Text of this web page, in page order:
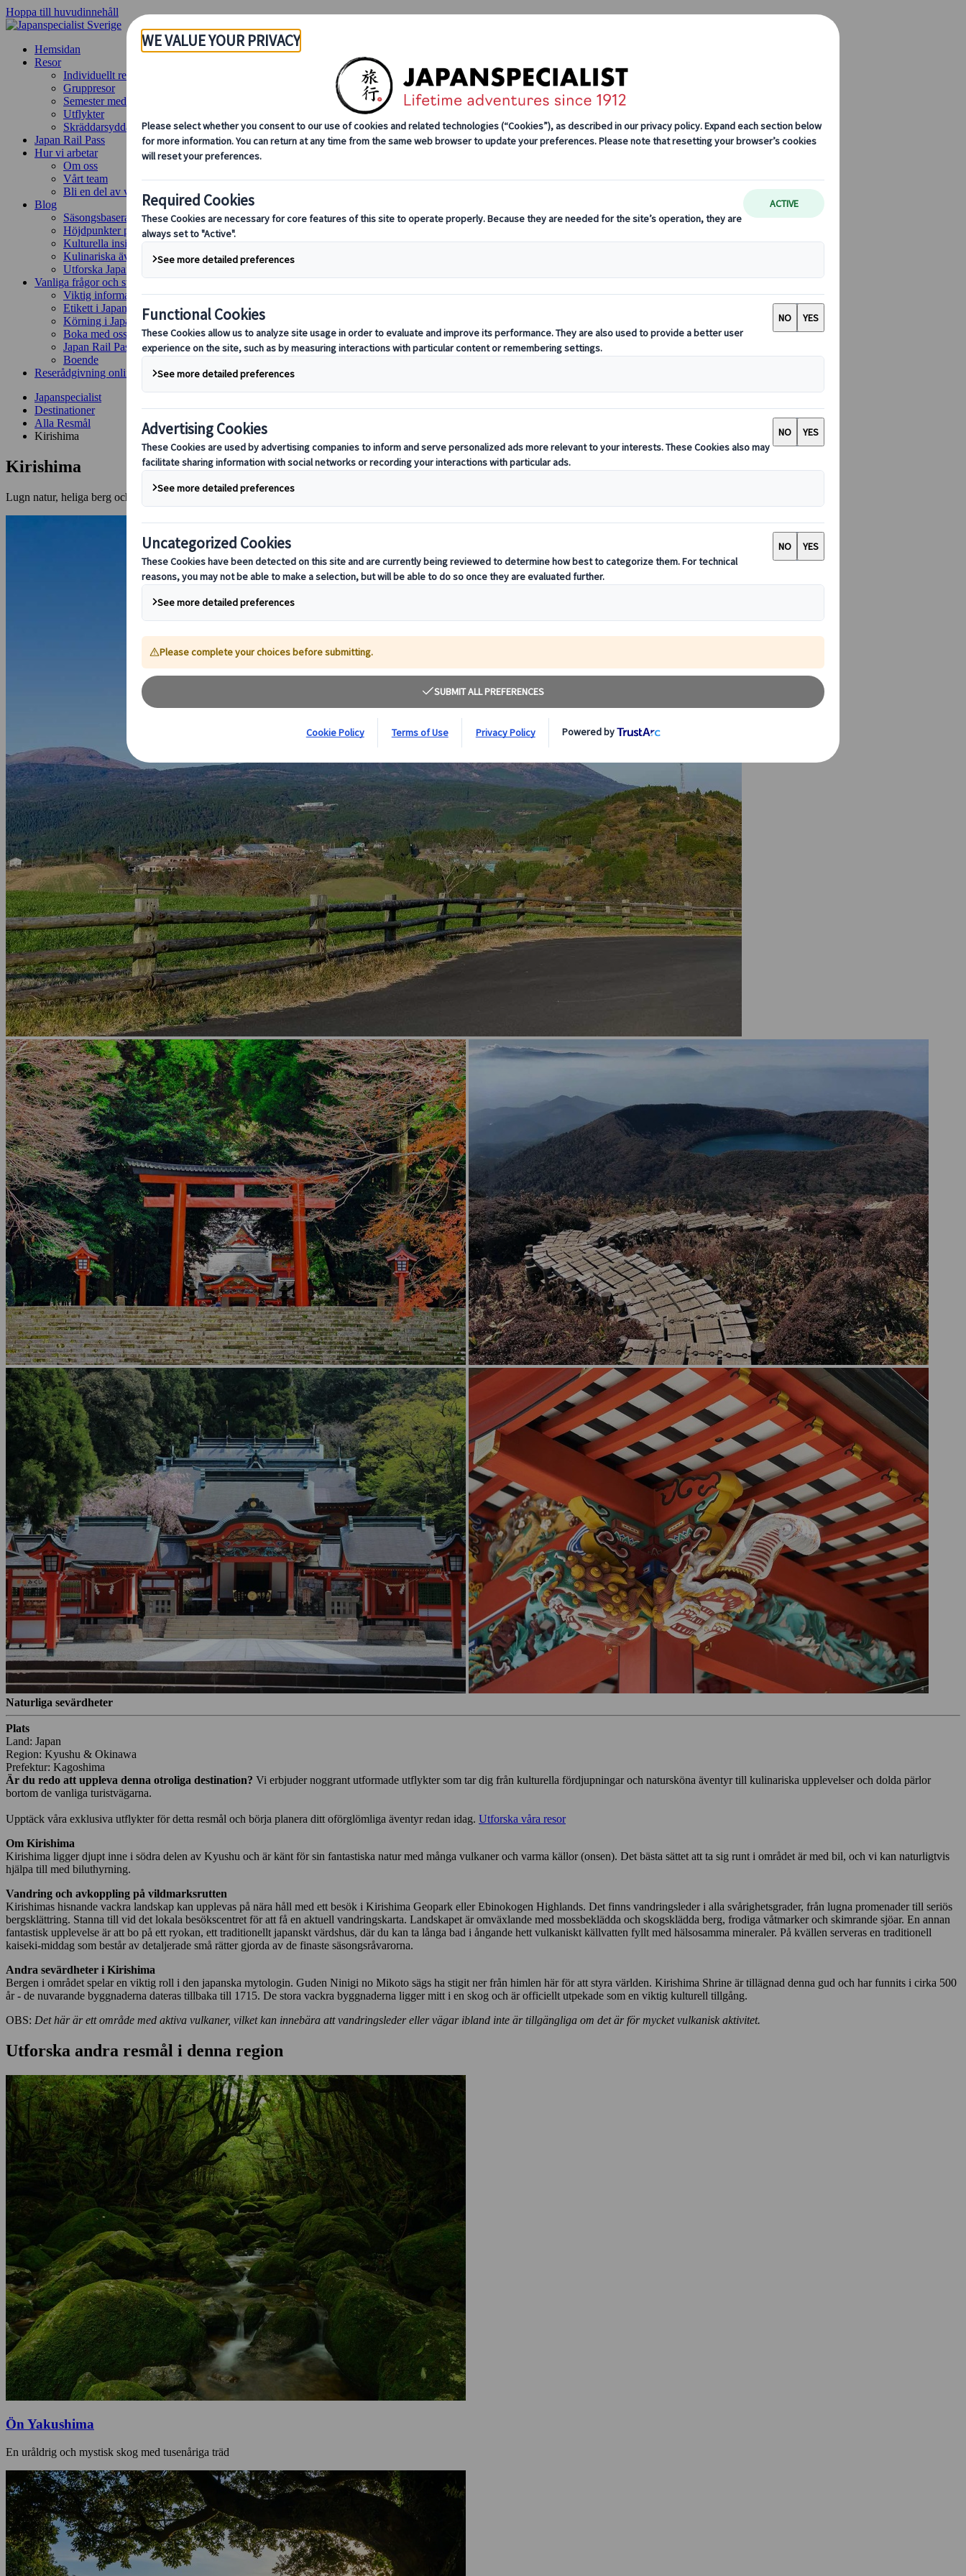
Hoppa till huvudinnehåll
Hemsidan
Resor
Individuellt resande
Gruppresor
Semester med självkörning
Utflykter
Skräddarsydda gruppresor
Japan Rail Pass
Hur vi arbetar
Om oss
Vårt team
Bli en del av vårt team
Blog
Säsongsbaserade resetips
Höjdpunkter på resmålet
Kulturella insikter
Kulinariska äventyr
Utforska Japan med tåg
Vanliga frågor och svar
Viktig information
Etikett i Japan
Körning i Japan
Boka med oss
Japan Rail Pass
Boende
Reserådgivning online
Japanspecialist
Destinationer
Alla Resmål
Kirishima
Kirishima
Lugn natur, heliga berg och ångande onsen i sydlig grönska
Naturliga sevärdheter
Plats
Land: Japan
Region: Kyushu & Okinawa
Prefektur: Kagoshima
Är du redo att uppleva denna otroliga destination? Vi erbjuder noggrant utformade utflykter som tar dig från kulturella fördjupningar och natursköna äventyr till kulinariska upplevelser och dolda pärlor
bortom de vanliga turistvägarna.
Upptäck våra exklusiva utflykter för detta resmål och börja planera ditt oförglömliga äventyr redan idag. Utforska våra resor
Om Kirishima
Kirishima ligger djupt inne i södra delen av Kyushu och är känt för sin fantastiska natur med många vulkaner och varma källor (onsen). Det bästa sättet att ta sig runt i området är med bil, och vi kan naturligtvis
hjälpa till med biluthyrning.
Vandring och avkoppling på vildmarksrutten
Kirishimas hisnande vackra landskap kan upplevas på nära håll med ett besök i Kirishima Geopark eller Ebinokogen Highlands. Det finns vandringsleder i alla svårighetsgrader, från lugna promenader till seriös
bergsklättring. Stanna till vid det lokala besökscentret för att få en aktuell vandringskarta. Landskapet är omväxlande med mossbeklädda och skogsklädda berg, frodiga våtmarker och skimrande sjöar. En annan
fantastisk upplevelse är att bo på ett ryokan, ett traditionellt japanskt värdshus, där du kan ta långa bad i ångande hett vulkaniskt källvatten fyllt med hälsosamma mineraler. På kvällen serveras en traditionell
kaiseki-middag som består av detaljerade små rätter gjorda av de finaste säsongsråvarorna.
Andra sevärdheter i Kirishima
Bergen i området spelar en viktig roll i den japanska mytologin. Guden Ninigi no Mikoto sägs ha stigit ner från himlen här för att styra världen. Kirishima Shrine är tillägnad denna gud och har funnits i cirka 500
år - de nuvarande byggnaderna dateras tillbaka till 1715. De stora vackra byggnaderna ligger mitt i en skog och är officiellt utpekade som en viktig kulturell tillgång.
OBS: Det här är ett område med aktiva vulkaner, vilket kan innebära att vandringsleder eller vägar ibland inte är tillgängliga om det är för mycket vulkanisk aktivitet.
Utforska andra resmål i denna region
Ön Yakushima
En uråldrig och mystisk skog med tusenåriga träd